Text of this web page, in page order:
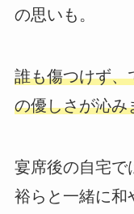
の思いも。
誰も傷つけず、
の優しさが沁み
宴席後の自宅で
裕らと一緒に和